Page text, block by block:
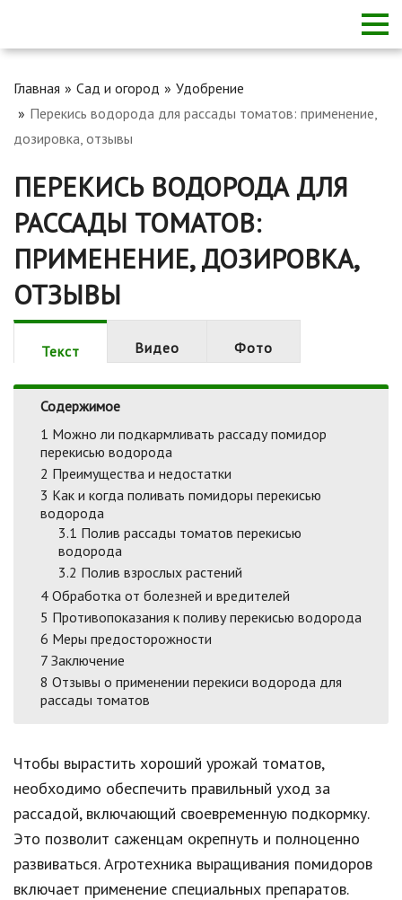
Главная Сад и огород
Удобрение
Перекись водорода для рассады томатов: применение,
дозировка, отзывы
ПЕРЕКИСЬ ВОДОРОДА ДЛЯ
РАССАДЫ ТОМАТОВ:
ПРИМЕНЕНИЕ, ДОЗИРОВКА,
ОТЗЫВЫ
Текст Видео Фото
Содержимое
1 Можно ли подкармливать рассаду помидор
перекисью водорода
2 Преимущества и недостатки
3 Как и когда поливать помидоры перекисью
водорода
3.1 Полив рассады томатов перекисью
водорода
3.2 Полив взрослых растений
4 Обработка от болезней и вредителей
5 Противопоказания к поливу перекисью водорода
6 Меры предосторожности
7 Заключение
8 Отзывы о применении перекиси водорода для
рассады томатов
Чтобы вырастить хороший урожай томатов,
необходимо обеспечить правильный уход за
рассадой, включающий своевременную подкормку.
Это позволит саженцам окрепнуть и полноценно
развиваться. Агротехника выращивания помидоров
включает применение специальных препаратов.